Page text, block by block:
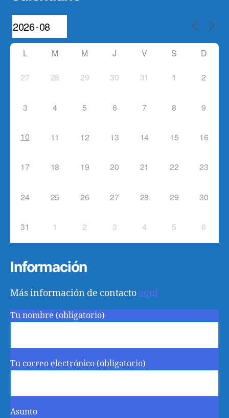
L M M J V S D
27 28 29 30 31 1 2
3 4 5 6 7 8 9
10 11 12 13 14 15 16
17 18 19 20 21 22 23
24 25 26 27 28 29 30
31 1 2 3 4 5 6
Información
Más información de contacto aquí
Tu nombre (obligatorio)
Tu correo electrónico (obligatorio)
Asunto